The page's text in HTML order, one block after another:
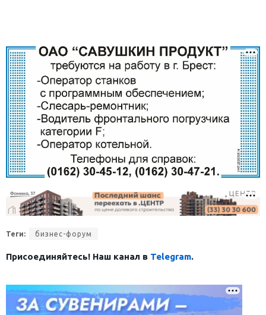
Теги: бизнес-форум
Присоединяйтесь! Наш канал в Telegram.